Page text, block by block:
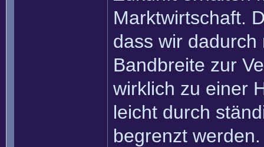
Marktwirtschaft.
dass wir
Bandbreite zur
wirklich zu einer
leicht durch
begrenzt werden.